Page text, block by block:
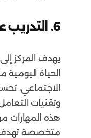
6. التدريب على مهارات الحياة:
يهدف المركز
الحياة
الاجتماعي،
وتقنيات
هذه المهارات
متخصصة تهدف